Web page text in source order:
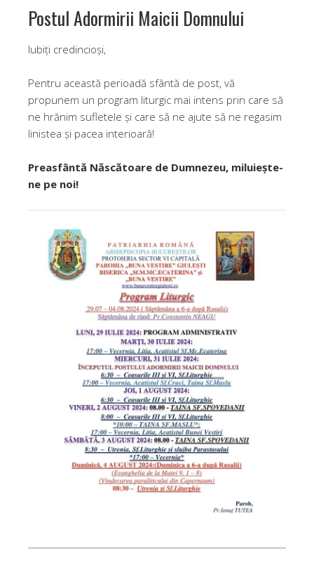
Postul Adormirii Maicii Domnului
Iubiți credincioși,
Pentru această perioadă sfântă de post, vă
propunem un program liturgic mai intens prin care să
ne hrănim sufletele și care să ne ajute să ne regasim
linistea și pacea interioară!
Preasfântă Născătoare de Dumnezeu, miluiește-
ne pe noi!